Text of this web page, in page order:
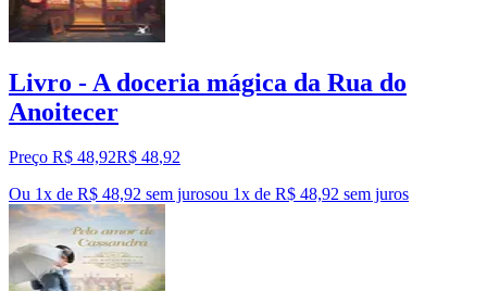
Livro - A doceria mágica da Rua do
Anoitecer
Preço R$ 48,92R$ 48,92
Ou 1x de R$ 48,92 sem jurosou 1x de R$ 48,92 sem juros